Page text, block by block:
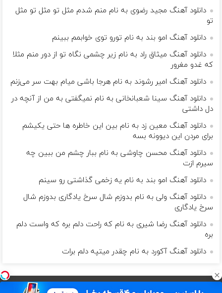
دانلود آهنگ مجید رضوی به نام منم شدم مثل تو مثل تو مثل
تو
دانلود آهنگ امو بند به نام تورو توی خوابمم ببینم
دانلود آهنگ میثاق راد به نام زیر چشمی نگاه تو از دور منم مثلا
که غدو مغرور
دانلود آهنگ امیر رشوند به نام هرجا باشی میام بهت سر می‌زنم
دانلود آهنگ سینا شعبانخانی به نام نمیگفتی به من از آنچه در
دل داشتی
دانلود آهنگ معین زد به نام بین این خاطره ها حتی یکیشم
برای مردن این دیوونه بسه
دانلود آهنگ محسن چاوشی به نام ببار چشم من ببین چه
سیرم ازت
دانلود آهنگ امو بند به نام یه زخمی گذاشتی رو سینم
دانلود آهنگ ولی به نام بدوزم شال سرخ یادگاری بدوزم شال
سرخ یادگاری
دانلود آهنگ رضا شیری به نام که راحت دلم بره که واست دلم
بره
دانلود آهنگ آکورد به نام چقدر میتپه دلم برات